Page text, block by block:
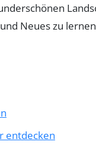
Neues zu
entdecken